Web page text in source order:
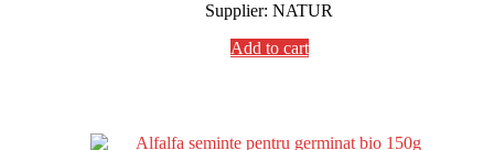
Supplier: NATUR
Add to cart